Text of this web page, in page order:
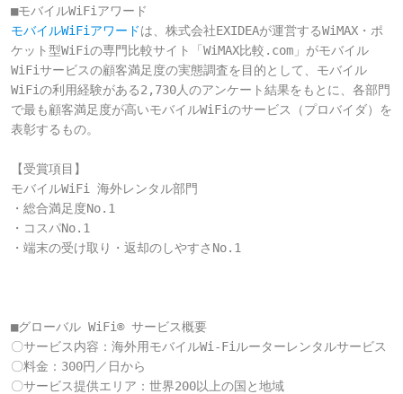
モバイルWiFiアワードは、株式会社EXIDEAが運営するWiMAX・ポ
ケット型WiFiの専門比較サイト「WiMAX比較.com」がモバイル
WiFiサービスの顧客満足度の実態調査を目的として、モバイル
WiFiの利用経験がある2,730人のアンケート結果をもとに、各部門
で最も顧客満足度が高いモバイルWiFiのサービス（プロバイダ）を
表彰するもの。
【受賞項目】
モバイルWiFi 海外レンタル部門
・総合満足度No.1
・コスパNo.1
・端末の受け取り・返却のしやすさNo.1
■グローバル WiFi® サービス概要
〇サービス内容：海外用モバイルWi-Fiルーターレンタルサービス
〇料金：300円／日から
〇サービス提供エリア：世界200以上の国と地域